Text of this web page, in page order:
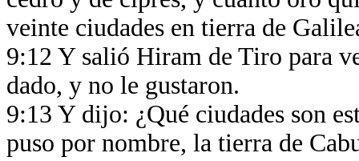
veinte ciudades en tierra de
9:12 Y salió Hiram de Tiro para
dado, y no le gustaron.
9:13 Y dijo: ¿Qué ciudades son
puso por nombre, la tierra de